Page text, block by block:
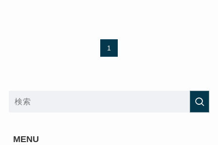
1
MENU